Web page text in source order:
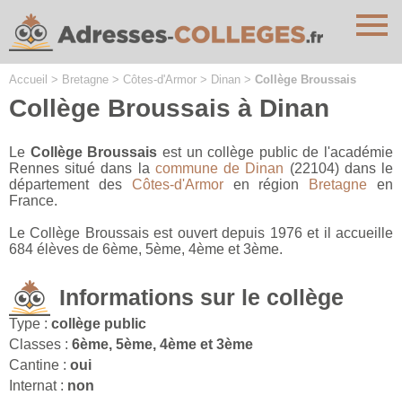
Accueil > Bretagne > Côtes-d'Armor > Dinan > Collège Broussais
Collège Broussais à Dinan
Le Collège Broussais est un collège public de l'académie
Rennes situé dans la commune de Dinan (22104) dans le
département des Côtes-d'Armoren région Bretagne en
France.
Le Collège Broussais est ouvert depuis 1976 et il accueille
684 élèves de 6ème, 5ème, 4ème et 3ème.
Informations sur le collège
Type : collège public
Classes : 6ème, 5ème, 4ème et 3ème
Cantine : oui
Internat : non